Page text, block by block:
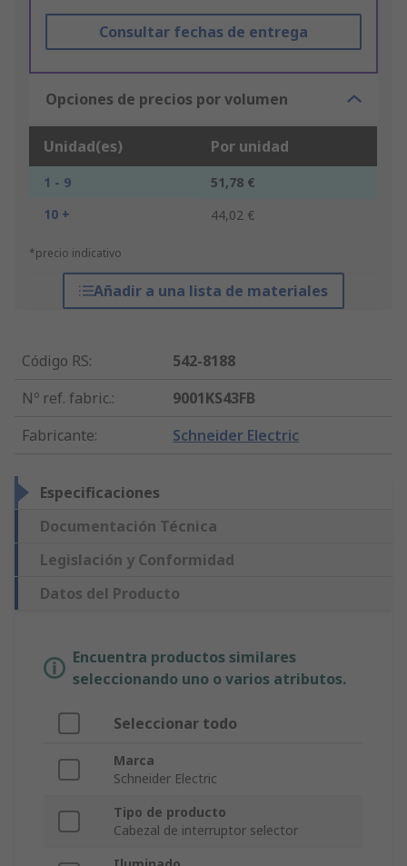
Consultar fechas de entrega
Opciones de precios por volumen
Unidad(es) Por unidad
1 - 9
51,78 €
10 +
44,02 €
*precio indicativo
Añadir a una lista de materiales
Código RS:
542-8188
Nº ref. fabric.:
9001KS43FB
Fabricante: Schneider Electric
Especificaciones
Documentación Técnica
Legislación y Conformidad
Datos del Producto
Encuentra productos similares
seleccionando uno o varios atributos.
Seleccionar todo
Marca
Schneider Electric
Tipo de producto
Cabezal de interruptor selector